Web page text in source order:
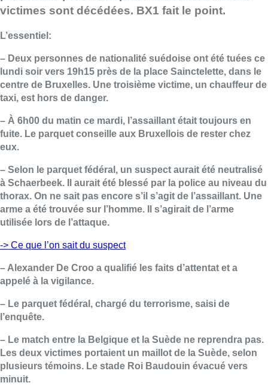
victimes sont décédées. BX1 fait le point.
L’essentiel:
– Deux personnes de nationalité suédoise ont été tuées ce
lundi soir vers 19h15 près de la place Sainctelette, dans le
centre de Bruxelles. Une troisième victime, un chauffeur de
taxi, est hors de danger.
– À 6h00 du matin ce mardi, l’assaillant était toujours en
fuite. Le parquet conseille aux Bruxellois de rester chez
eux.
– Selon le parquet fédéral, un suspect aurait été neutralisé
à Schaerbeek. Il aurait été blessé par la police au niveau du
thorax. On ne sait pas encore s’il s’agit de l’assaillant. Une
arme a été trouvée sur l’homme. Il s’agirait de l’arme
utilisée lors de l’attaque.
-> Ce que l’on sait du suspect
– Alexander De Croo a qualifié les faits d’attentat et a
appelé à la vigilance.
– Le parquet fédéral, chargé du terrorisme, saisi de
l’enquête.
– Le match entre la Belgique et la Suède ne reprendra pas.
Les deux victimes portaient un maillot de la Suède, selon
plusieurs témoins. Le stade Roi Baudouin évacué vers
minuit.